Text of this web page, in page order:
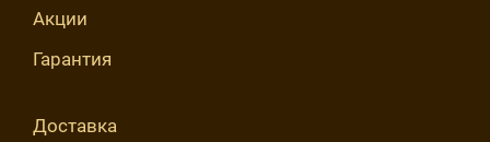
Акции
Гарантия
Доставка